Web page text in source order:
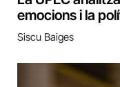
emocions i la
Siscu Baiges